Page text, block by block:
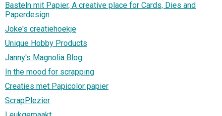
Basteln mit Papier, A creative place for Cards, Dies and
Paperdesign
Joke's creatiehoekje
Unique Hobby Products
Janny's Magnolia Blog
In the mood for scrapping
Creaties met Papicolor papier
ScrapPlezier